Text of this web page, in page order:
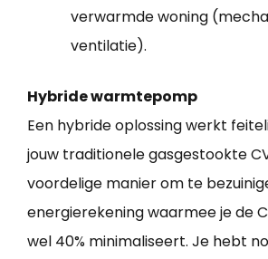
verwarmde woning
ventilatie).
Hybride warmtepomp
Een hybride oplossing werkt
jouw traditionele gasgestookte
voordelige manier om te
energierekening waarmee je de
wel 40% minimaliseert. Je hebt